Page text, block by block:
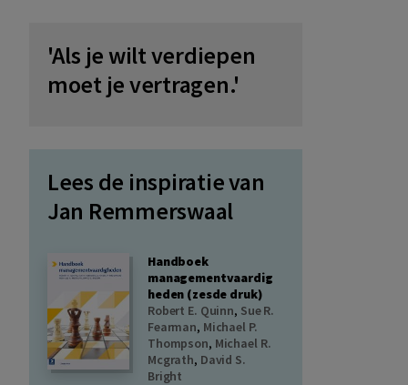
'Als je wilt verdiepen
moet je vertragen.'
Lees de inspiratie van
Jan Remmerswaal
Handboek
managementvaardig
heden (zesde druk)
Robert E. Quinn, Sue R.
Fearman, Michael P.
Thompson, Michael R.
Mcgrath, David S.
Bright